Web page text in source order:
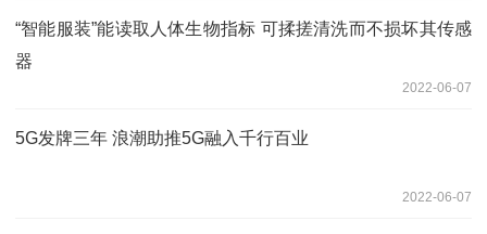
“智能服装”能读取人体生物指标 可揉搓清洗而不损坏其传感
器
2022-06-07
5G发牌三年 浪潮助推5G融入千行百业
2022-06-07